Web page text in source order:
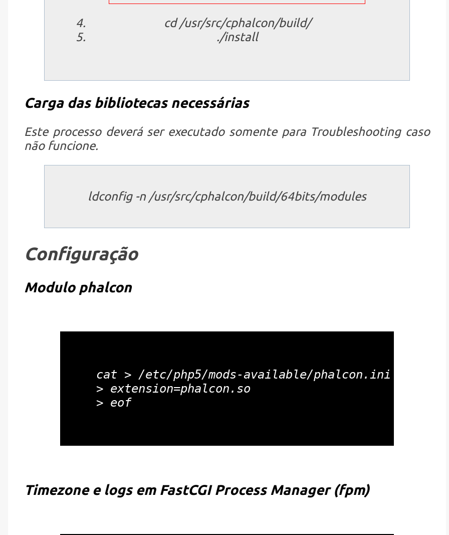
cd /usr/src/cphalcon/build/
./install
Carga das bibliotecas necessárias
Este processo deverá ser executado somente para Troubleshooting caso
não funcione.
ldconfig -n /usr/src/cphalcon/build/64bits/modules
Configuração
Modulo phalcon
cat > /etc/php5/mods-available/phalcon.ini << eof
> extension=phalcon.so
Timezone e logs em FastCGI Process Manager (fpm)